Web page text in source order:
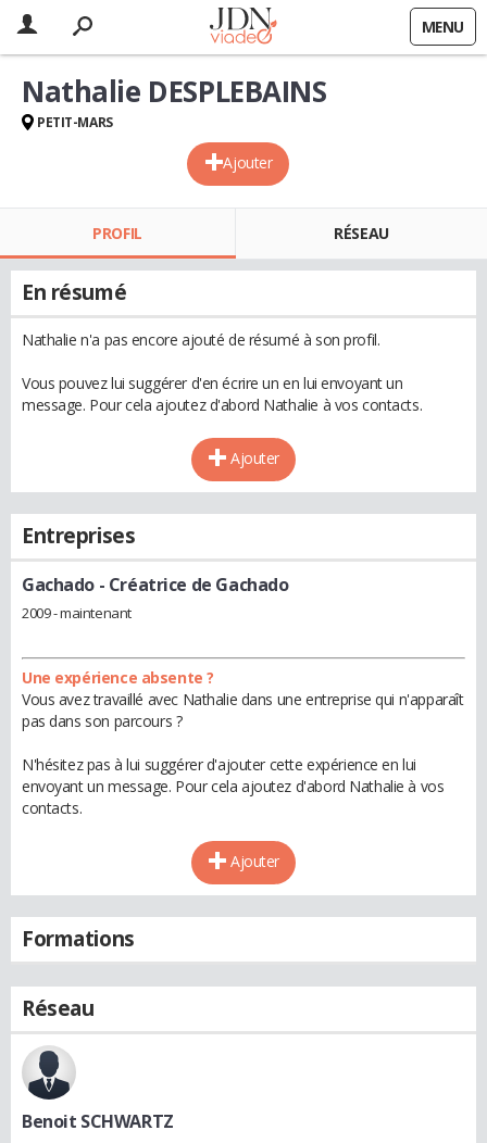
MENU
Ajouter
Nathalie DESPLEBAINS
PETIT-MARS
PROFIL RÉSEAU
En résumé
Nathalie n'a pas encore ajouté de résumé à son profil.
Vous pouvez lui suggérer d'en écrire un en lui envoyant un
message. Pour cela ajoutez d'abord Nathalie à vos contacts.
Ajouter
Entreprises
Gachado - Créatrice de Gachado
2009 - maintenant
Une expérience absente ?
Vous avez travaillé avec Nathalie dans une entreprise qui n'apparaît
pas dans son parcours ?
N'hésitez pas à lui suggérer d'ajouter cette expérience en lui
envoyant un message. Pour cela ajoutez d'abord Nathalie à vos
contacts.
Ajouter
Formations
Réseau
Benoit SCHWARTZ